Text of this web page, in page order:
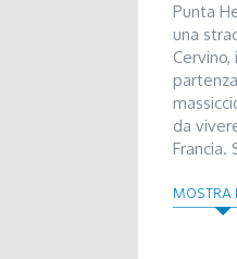
Punta
una
da
Francia.
della
MOSTRA